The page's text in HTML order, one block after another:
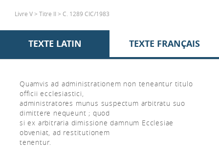
Livre V > Titre II > C. 1289 CIC/1983
TEXTE LATIN TEXTE FRANÇAIS
Quamvis ad administrationem non teneantur titulo
officii ecclesiastici,
administratores munus suspectum arbitratu suo
dimittere nequeunt ; quod
si ex arbitraria dimissione damnum Ecclesiae
obveniat, ad restitutionem
tenentur.